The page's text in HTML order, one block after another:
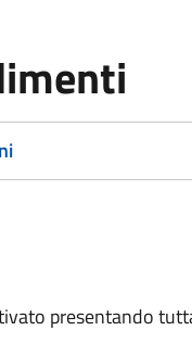
presentando